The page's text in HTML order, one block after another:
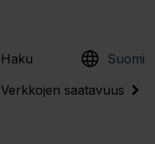
Haku Suomi
English
Verkkojen saatavuus